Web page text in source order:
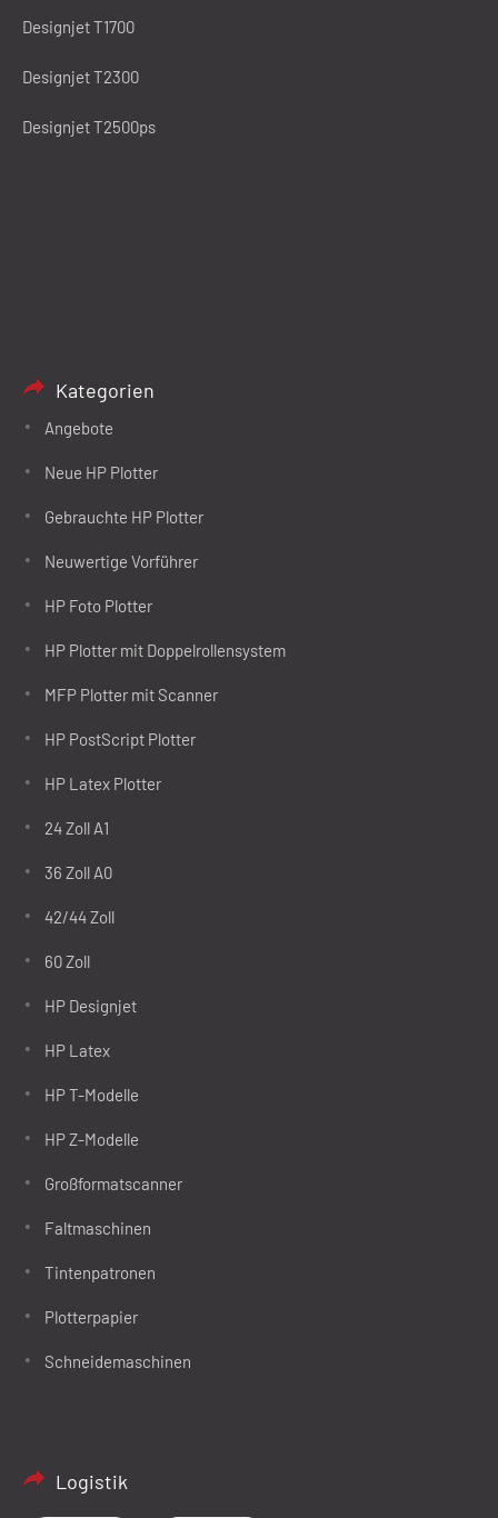
Designjet T1700
Designjet T2300
Designjet T2500ps
Kategorien
Angebote
Neue HP Plotter
Gebrauchte HP Plotter
Neuwertige Vorführer
HP Foto Plotter
HP Plotter mit Doppelrollensystem
MFP Plotter mit Scanner
HP PostScript Plotter
HP Latex Plotter
24 Zoll A1
36 Zoll A0
42/44 Zoll
60 Zoll
HP Designjet
HP Latex
HP T-Modelle
HP Z-Modelle
Großformatscanner
Faltmaschinen
Tintenpatronen
Plotterpapier
Schneidemaschinen
Logistik